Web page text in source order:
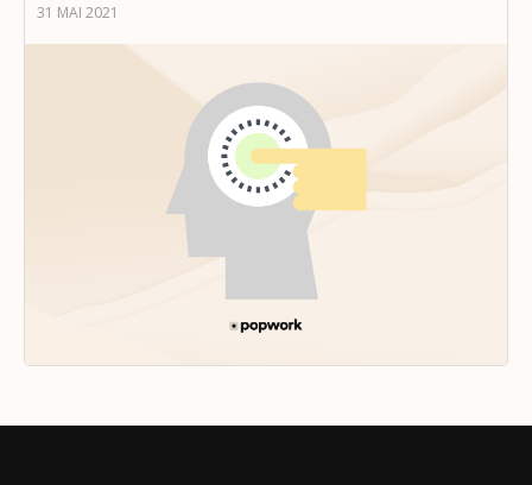
31 MAI 2021